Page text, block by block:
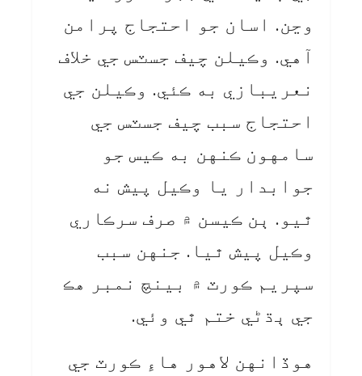
وڃن. اسان جو احتجاج پرامن
آهي. وڪيلن چيف جسٽس جي خلاف
نعريبازي به ڪئي. وڪيلن جي
احتجاج سبب چيف جسٽس جي
سامهون ڪنهن به ڪيس جو
جوابدار يا وڪيل پيش نه
ٿيو. ٻن ڪيسن ۾ صرف سرڪاري
وڪيل پيش ٿيا. جنهن سبب
سپريم ڪورٽ ۾ بينچ نمبر هڪ
جي ٻڌڻي ختم ٿي وئي.
هوڏانهن لاهور هاءِ ڪورٽ جي